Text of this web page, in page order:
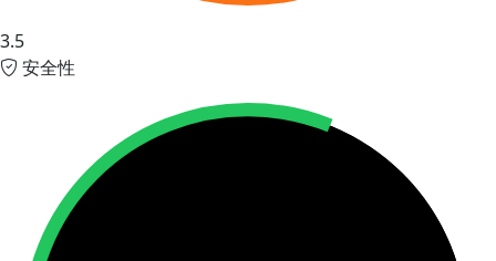
3.5
安全性